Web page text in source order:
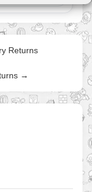
im November…
Returns
→